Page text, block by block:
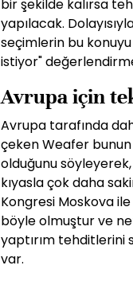
bir şekilde kalırsa
yapılacak.
seçimlerin bu
istiyor"
Avrupa için
Avrupa tarafında
çeken Weafer bunun
olduğunu
kıyasla çok daha
Kongresi Moskova
böyle olmuştur ve
yaptırım tehditlerini
var.